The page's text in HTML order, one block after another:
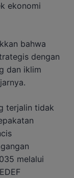
ekonomi
bahwa
dengan
dan iklim
terjalin tidak
melalui